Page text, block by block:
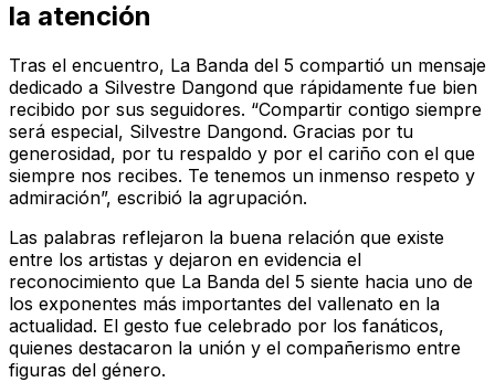
la atención
Tras el encuentro, La Banda del 5 compartió un mensaje
dedicado a Silvestre Dangond que rápidamente fue bien
recibido por sus seguidores. “Compartir contigo siempre
será especial, Silvestre Dangond. Gracias por tu
generosidad, por tu respaldo y por el cariño con el que
siempre nos recibes. Te tenemos un inmenso respeto y
admiración”, escribió la agrupación.
Las palabras reflejaron la buena relación que existe
entre los artistas y dejaron en evidencia el
reconocimiento que La Banda del 5 siente hacia uno de
los exponentes más importantes del vallenato en la
actualidad. El gesto fue celebrado por los fanáticos,
quienes destacaron la unión y el compañerismo entre
figuras del género.